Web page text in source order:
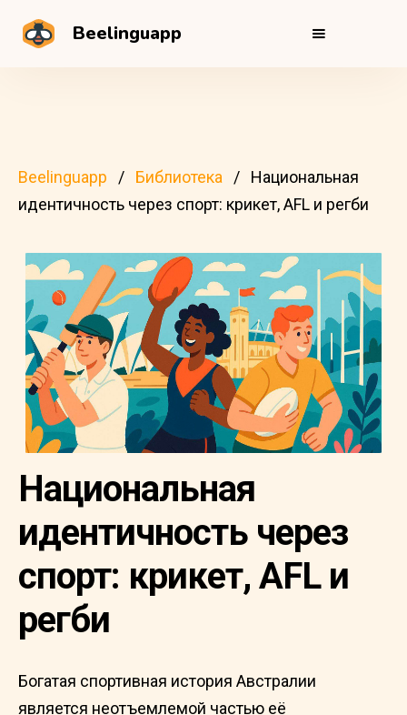
Beelinguapp
Beelinguapp Библиотека
Национальная
идентичность через спорт: крикет, AFL и регби
Национальная
идентичность через
спорт: крикет, AFL и
регби
Богатая спортивная история Австралии
является неотъемлемой частью её